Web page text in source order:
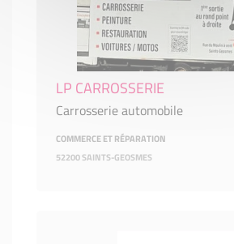
LP CARROSSERIE
Carrosserie automobile
COMMERCE ET RÉPARATION
52200 SAINTS-GEOSMES